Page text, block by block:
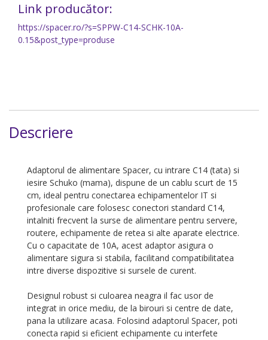
Link producător:
https://spacer.ro/?s=SPPW-C14-SCHK-10A-
0.15&post_type=produse
Descriere
Adaptorul de alimentare Spacer, cu intrare C14 (tata) si
iesire Schuko (mama), dispune de un cablu scurt de 15
cm, ideal pentru conectarea echipamentelor IT si
profesionale care folosesc conectori standard C14,
intalniti frecvent la surse de alimentare pentru servere,
routere, echipamente de retea si alte aparate electrice.
Cu o capacitate de 10A, acest adaptor asigura o
alimentare sigura si stabila, facilitand compatibilitatea
intre diverse dispozitive si sursele de curent.
Designul robust si culoarea neagra il fac usor de
integrat in orice mediu, de la birouri si centre de date,
pana la utilizare acasa. Folosind adaptorul Spacer, poti
conecta rapid si eficient echipamente cu interfete